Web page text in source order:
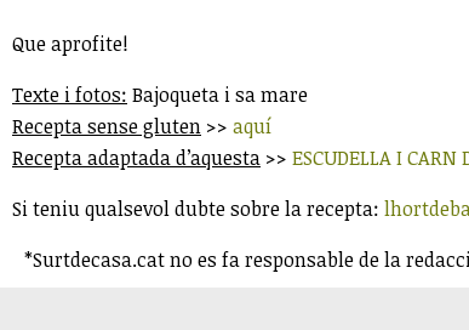
Que aprofite!
Texte i fotos: Bajoqueta i sa mare
Recepta sense gluten >> aquí
Recepta adaptada d’aquesta >> ESCUDELLA I CARN
Si teniu qualsevol dubte sobre la recepta:
*Surtdecasa.cat no es fa responsable de la